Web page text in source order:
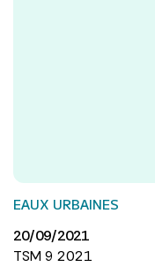
EAUX URBAINES
20/09/2021
TSM 9 2021